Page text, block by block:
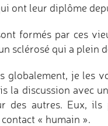
ont leur diplôme
formés par ces
sclérosé qui a plein
globalement, je les
la discussion avec
des autres. Eux,
« humain ».